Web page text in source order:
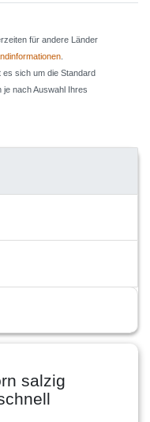
für andere Länder
sich um die Standard
nach Auswahl Ihres
salzig